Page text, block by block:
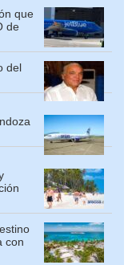
que
de
del
con